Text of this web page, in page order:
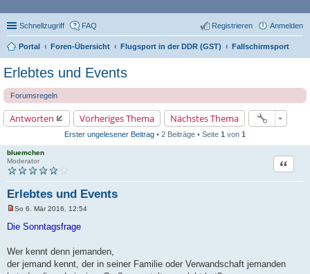
Schnellzugriff FAQ Anmelden
Registrieren
Portal Foren-Übersicht Flugsport in der DDR (GST) Fallschirmsport
Erlebtes und Events
Forumsregeln
Antworten Vorheriges Thema Nächstes Thema
Erster ungelesener Beitrag • 2 Beiträge • Seite 1 von 1
bluemchen
Moderator
Erlebtes und Events
Zitat
g
l
e
s
So 6. Mär 2016, 12:54
Die Sonntagsfrage
Wer kennt denn jemanden,
der jemand kennt, der in seiner Familie oder Verwandschaft jemanden